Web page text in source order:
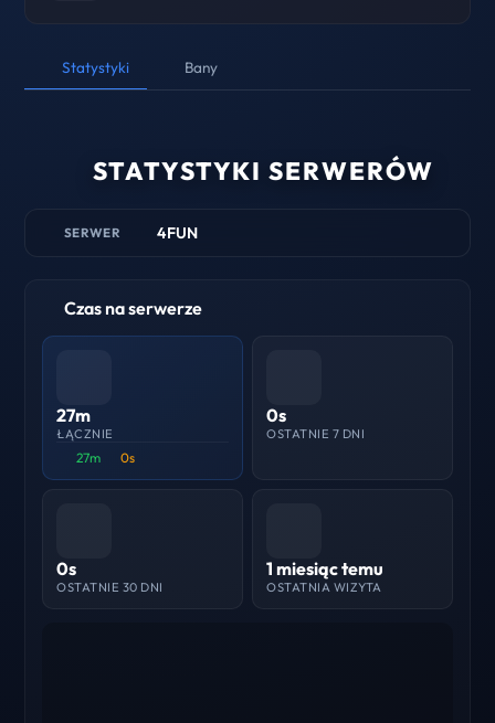
Statystyki Bany
STATYSTYKI SERWERÓW
SERWER 4FUN
Czas na serwerze
27m
ŁĄCZNIE
27m 0s
0s
OSTATNIE 7 DNI
0s
OSTATNIE 30 DNI
1 miesiąc temu
OSTATNIA WIZYTA